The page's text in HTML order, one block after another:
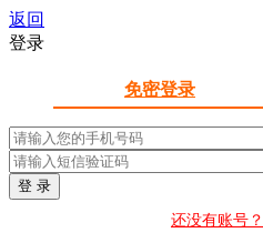
返回
登录
免密登录
登 录
还没有账号